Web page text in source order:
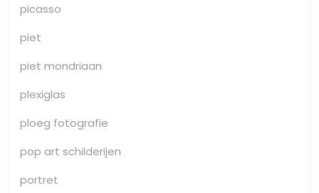
picasso
piet
piet mondriaan
plexiglas
ploeg fotografie
pop art schilderijen
portret